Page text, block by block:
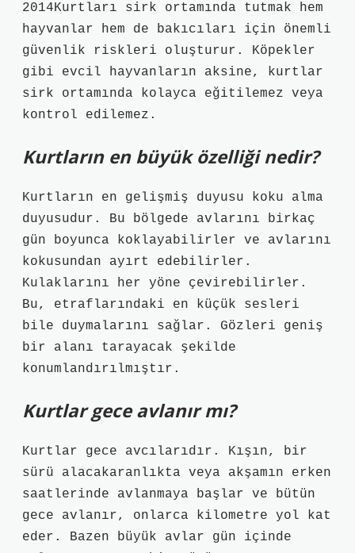
2014Kurtları sirk ortamında tutmak hem
hayvanlar hem de bakıcıları için önemli
güvenlik riskleri oluşturur. Köpekler
gibi evcil hayvanların aksine, kurtlar
sirk ortamında kolayca eğitilemez veya
kontrol edilemez.
Kurtların en büyük özelliği nedir?
Kurtların en gelişmiş duyusu koku alma
duyusudur. Bu bölgede avlarını birkaç
gün boyunca koklayabilirler ve avlarını
kokusundan ayırt edebilirler.
Kulaklarını her yöne çevirebilirler.
Bu, etraflarındaki en küçük sesleri
bile duymalarını sağlar. Gözleri geniş
bir alanı tarayacak şekilde
konumlandırılmıştır.
Kurtlar gece avlanır mı?
Kurtlar gece avcılarıdır. Kışın, bir
sürü alacakaranlıkta veya akşamın erken
saatlerinde avlanmaya başlar ve bütün
gece avlanır, onlarca kilometre yol kat
eder. Bazen büyük avlar gün içinde